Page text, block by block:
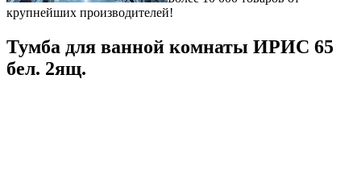
крупнейших производителей!
Тумба для ванной комнаты ИРИС 65
бел. 2ящ.